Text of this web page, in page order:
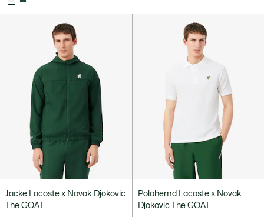
Jacke Lacoste x Novak Djokovic
The GOAT
Polohemd Lacoste x Novak
Djokovic The GOAT